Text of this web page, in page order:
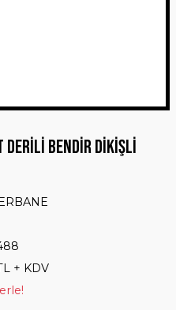
DERİLİ BENDİR DİKİŞLİ
+ KDV